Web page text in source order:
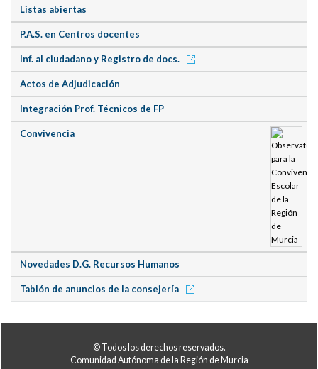
Listas abiertas
P.A.S. en Centros docentes
Inf. al ciudadano y Registro de docs.
Actos de Adjudicación
Integración Prof. Técnicos de FP
Convivencia
Novedades D.G. Recursos Humanos
Tablón de anuncios de la consejería
© Todos los derechos reservados.
Comunidad Autónoma de la Región de Murcia